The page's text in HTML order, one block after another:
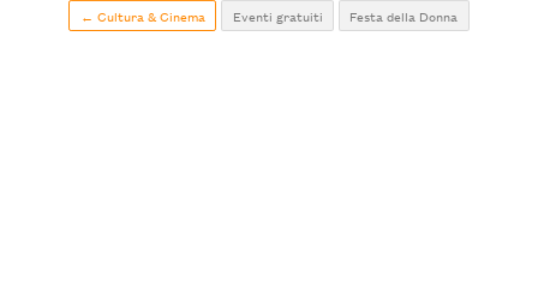
← Cultura & Cinema Eventi gratuiti Festa della Donna